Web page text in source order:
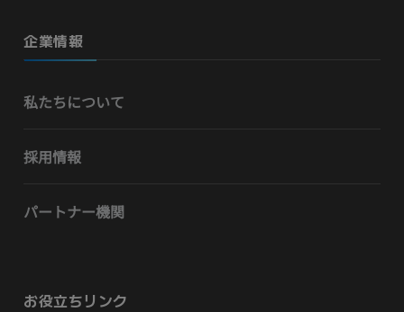
企業情報
私たちについて
採用情報
パートナー機関
お役立ちリンク